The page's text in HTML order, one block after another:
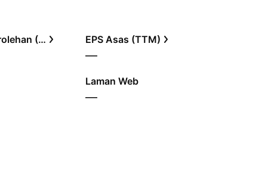
Nisbah harga kepada perolehan (TTM) EPS Asas (TTM)
—
Laman Web
—